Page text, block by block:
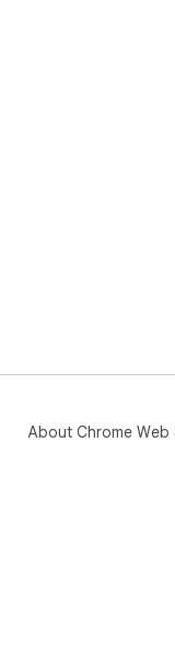
About Chrome Web